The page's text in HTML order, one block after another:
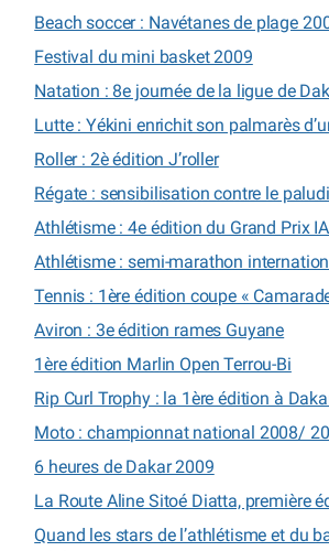
Beach soccer : Navétanes de plage
Festival du mini basket 2009
Natation : 8e journée de la ligue de
Lutte : Yékini enrichit son palmarès
Roller : 2è édition J’roller
Régate : sensibilisation contre le
Athlétisme : 4e édition du Grand Prix
Athlétisme : semi-marathon
Tennis : 1ère édition coupe «
Aviron : 3e édition rames Guyane
1ère édition Marlin Open Terrou-Bi
Rip Curl Trophy : la 1ère édition à
Moto : championnat national 2008/
6 heures de Dakar 2009
La Route Aline Sitoé Diatta, première
Quand les stars de l’athlétisme et du